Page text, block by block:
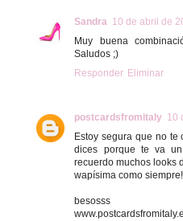
Sandra 10 de abril de
Muy buena
Saludos ;)
Responder Eliminar
postcardsfromitaly 10
Estoy segura que no te
dices porque te va
recuerdo muchos looks
wapísima como
besosss